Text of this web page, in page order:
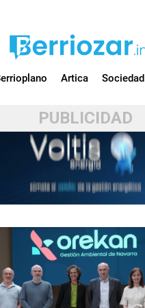
Artica Sociedad
PUBLICIDAD